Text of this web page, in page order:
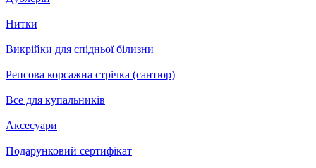
Нитки
Викрійки для спідньої білизни
Репсова корсажна стрічка (сантюр)
Все для купальників
Аксесуари
Подарунковий сертифікат